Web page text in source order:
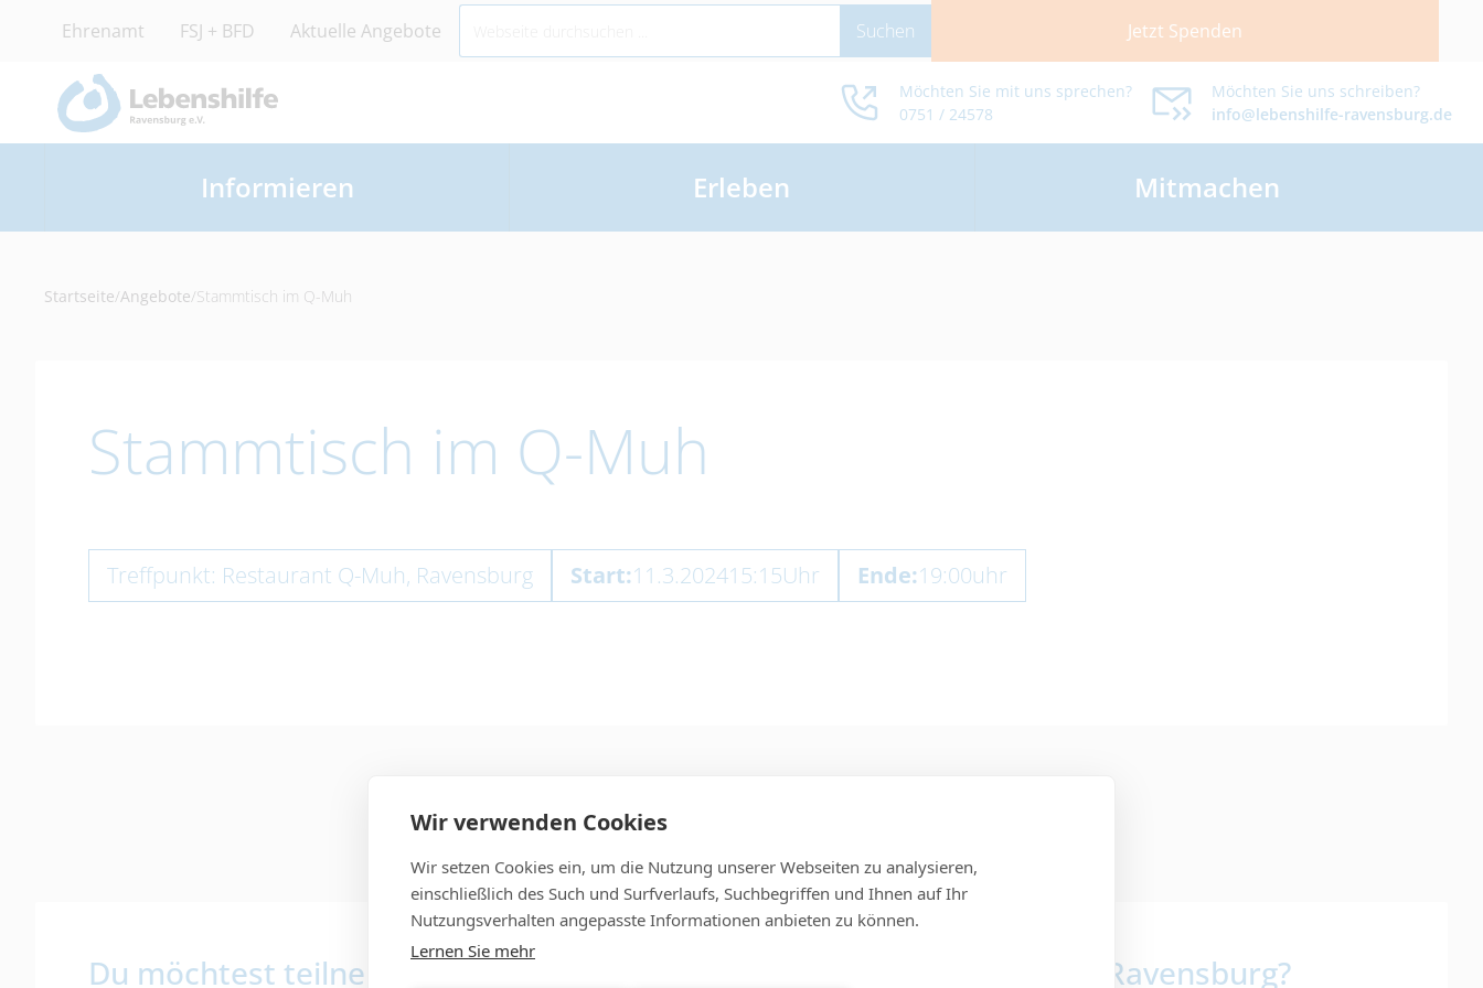
Wir verwenden Cookies
Wir setzen Cookies ein, um die Nutzung unserer Webseiten zu analysieren,
einschließlich des Such und Surfverlaufs, Suchbegriffen und Ihnen auf Ihr
Nutzungsverhalten angepasste Informationen anbieten zu können.
Lernen Sie mehr
Ehrenamt FSJ + BFD Aktuelle Angebote Jetzt Spenden
Möchten Sie mit uns sprechen?
0751 / 24578
Möchten Sie uns schreiben?
info@lebenshilfe-ravensburg.de
Informieren Erleben Mitmachen
Startseite/Angebote/Stammtisch im Q-Muh
Stammtisch im Q-Muh
Treffpunkt: Restaurant Q-Muh, Ravensburg Start:11.3.202415:15Uhr Ende:19:00uhr
Du möchtest teilnehmen, bist aber noch kein Mitglied der Lebenshilfe Ravensburg?